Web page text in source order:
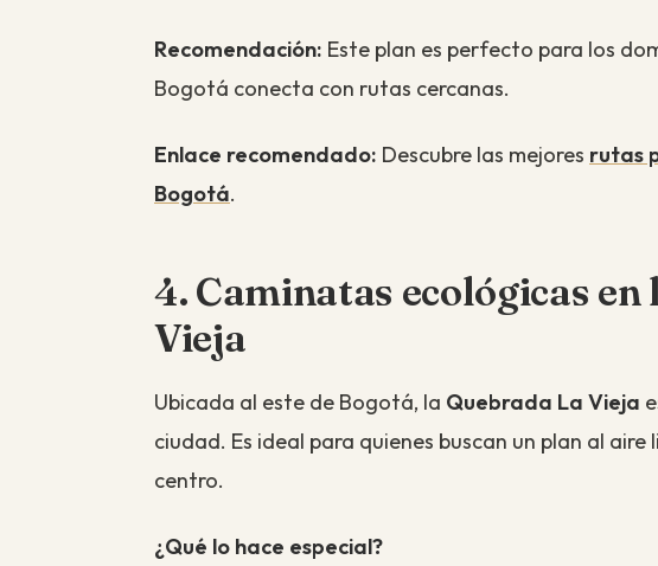
Recomendación: Este plan es perfecto para los
Bogotá conecta con rutas cercanas.
Enlace recomendado: Descubre las mejores rutas
Bogotá.
4. Caminatas ecológicas en
Vieja
Ubicada al este de Bogotá, la Quebrada La Vieja
ciudad. Es ideal para quienes buscan un plan al
centro.
¿Qué lo hace especial?